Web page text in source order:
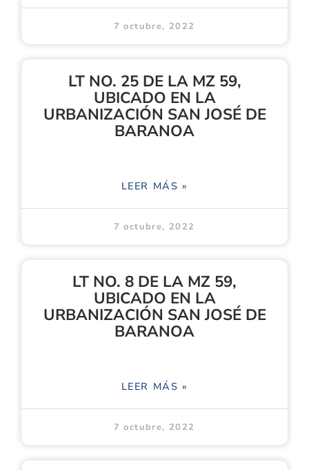
7 octubre, 2022
LT NO. 25 DE LA MZ 59,
UBICADO EN LA
URBANIZACIÓN SAN JOSÉ DE
BARANOA
LEER MÁS »
7 octubre, 2022
LT NO. 8 DE LA MZ 59,
UBICADO EN LA
URBANIZACIÓN SAN JOSÉ DE
BARANOA
LEER MÁS »
7 octubre, 2022